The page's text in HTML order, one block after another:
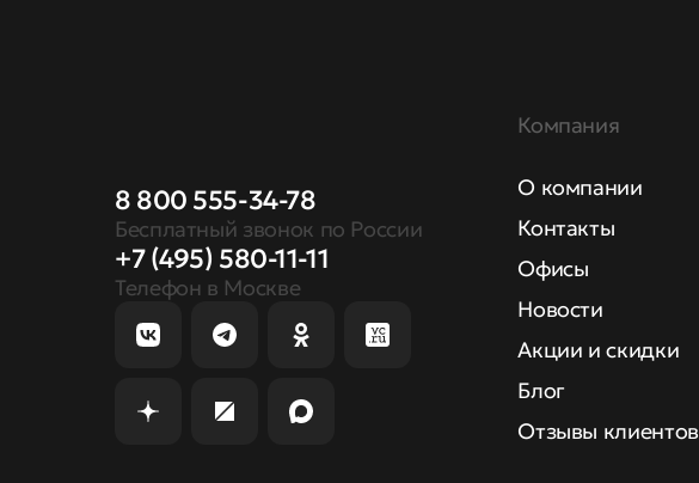
8 800 555-34-78
Бесплатный звонок по России
+7 (495) 580-11-11
Телефон в Москве
Компания
О компании
Контакты
Офисы
Новости
Акции и скидки
Блог
Отзывы клиентов